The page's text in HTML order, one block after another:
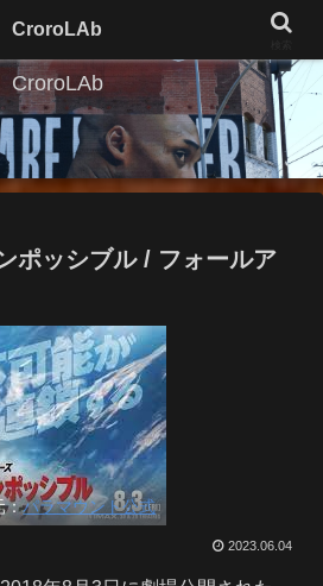
CroroLAb
ポッシブル / フォールア
：パラマウント公式
2023.06.04
CroroLAb